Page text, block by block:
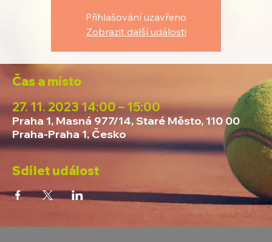
Přihlašování uzavřeno
Zobrazit další události
Čas a místo
27. 11. 2023 14:00 – 15:00
Praha 1, Masná 977/14, Staré Město, 110 00
Praha-Praha 1, Česko
Sdílet událost